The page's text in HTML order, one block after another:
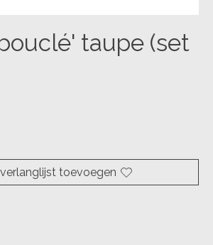
taupe (set
toevoegen